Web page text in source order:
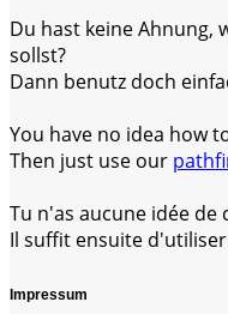
Du hast keine Ahnung,
sollst?
Dann benutz doch
You have no idea how
Then just use our
Tu n'as aucune idée
Il suffit ensuite
Impressum